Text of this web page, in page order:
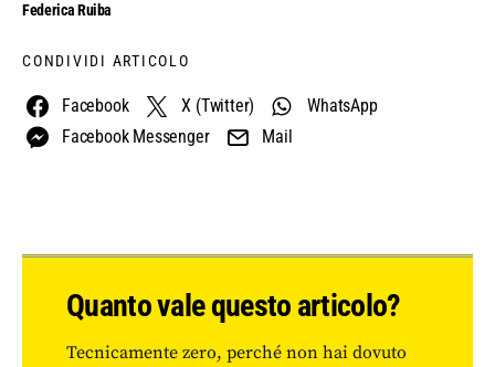
Federica Ruiba
CONDIVIDI ARTICOLO
Facebook X (Twitter)
WhatsApp
Facebook Messenger
Mail
Quanto vale questo articolo?
Tecnicamente zero, perché non hai dovuto